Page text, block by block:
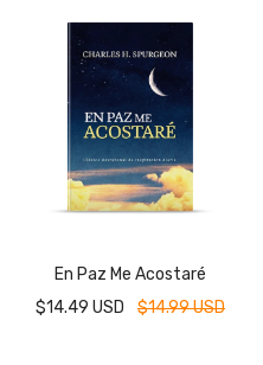
En Paz Me Acostaré
$14.49 USD
$14.99 USD